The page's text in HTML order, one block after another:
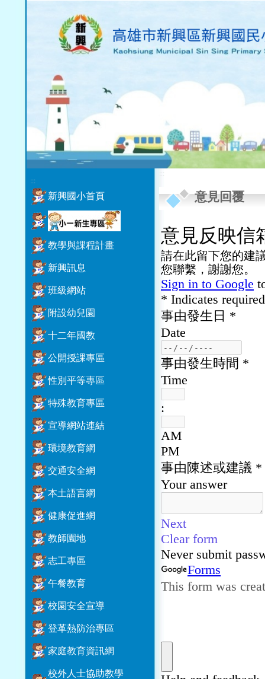
:::
新興國小首頁
教學與課程計畫
新興訊息
班級網站
附設幼兒園
十二年國教
公開授課專區
性別平等專區
特殊教育專區
宣導網站連結
環境教育網
交通安全網
本土語言網
健康促進網
教師園地
志工專區
午餐教育
校園安全宣導
登革熱防治專區
家庭教育資訊網
校外人士協助教學
:::
意見回覆